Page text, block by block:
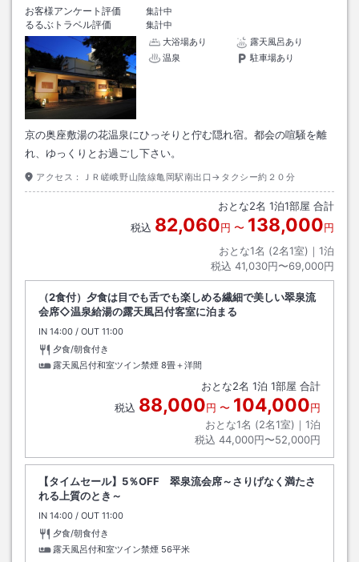
お客様アンケート評価
集計中
るるぶトラベル評価
集計中
大浴場あり
露天風呂あり
温泉
駐車場あり
京の奥座敷湯の花温泉にひっそりと佇む隠れ宿。都会の喧騒を離
れ、ゆっくりとお過ごし下さい。
アクセス： ＪＲ嵯峨野山陰線亀岡駅南出口→タクシー約２０分
おとな2名 1泊1部屋 合計
税込 82,060円 〜 138,000円
おとな1名 (2名1室)｜ 1泊
税込 41,030円〜69,000円
（2食付）夕食は目でも舌でも楽しめる繊細で美しい翠泉流
会席◇温泉給湯の露天風呂付客室に泊まる
IN チェックイン
14:00 / OUT チェックアウト
11:00
夕食/朝食付き
露天風呂付和室ツイン禁煙 8畳＋洋間
おとな2名 1泊 1部屋 合計
税込 88,000円 〜 104,000円
おとな1名 (2名1室)｜ 1泊
税込 44,000円〜52,000円
【タイムセール】5％OFF 翠泉流会席～さりげなく満たさ
れる上質のとき～
IN チェックイン
14:00 / OUT チェックアウト
11:00
夕食/朝食付き
露天風呂付和室ツイン禁煙 56平米